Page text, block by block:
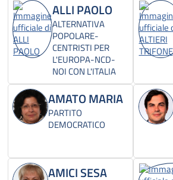
ALLI PAOLO
ALTERNATIVA
POPOLARE-
CENTRISTI PER
L'EUROPA-NCD-
NOI CON L'ITALIA
AMATO MARIA
PARTITO
DEMOCRATICO
AMICI SESA